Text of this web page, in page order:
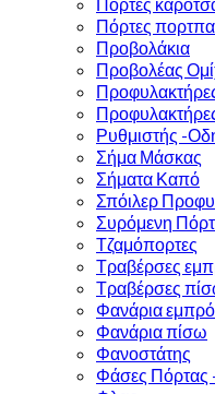
Πόρτες
Πόρτες
Προβολάκια
Προβολέας
Ρυθμιστής -
Σήμα Μάσκας
Σήματα Καπό
Σπόιλερ
Συρόμενη
Τζαμόπορτες
Τραβέρσες
Τραβέρσες
Φανάρια
Φανάρια πίσω
Φανοστάτης
Φάσες Πόρτας